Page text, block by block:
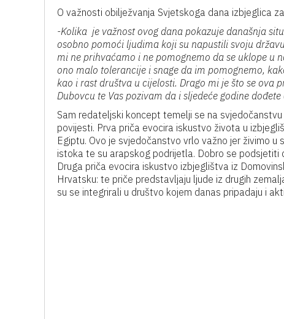
O važnosti obilježvanja Svjetskoga dana izbjeglica
-Kolika je važnost ovog dana pokazuje današnja
osobno pomoći ljudima koji su napustili svoju
mi ne prihvaćamo i ne pomognemo da se uklope u
ono malo tolerancije i snage da im pomognemo,
kao i rast društva u cijelosti. Drago mi je što se ova
Dubovcu te Vas pozivam da i sljedeće godine dođete
Sam redateljski koncept temelji se na
povijesti. Prva priča evocira iskustvo života u
Egiptu. Ovo je svjedočanstvo vrlo važno jer živimo
istoka te su arapskog podrijetla. Dobro se podsjetiti
Druga priča evocira iskustvo izbjeglištva iz
Hrvatsku: te priče predstavljaju ljude iz drugih
su se integrirali u društvo kojem danas pripadaju i